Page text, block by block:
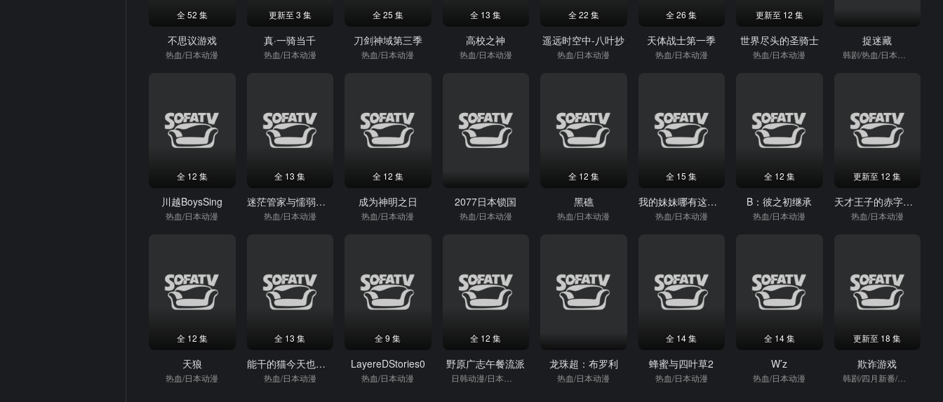
全 52 集
不思议游戏
热血/日本动漫
更新至 3 集
真·一骑当千
热血/日本动漫
全 25 集
刀剑神域第三季
热血/日本动漫
全 13 集
高校之神
热血/日本动漫
全 22 集
遥远时空中-八叶抄
热血/日本动漫
全 26 集
天体战士第一季
热血/日本动漫
更新至 12 集
世界尽头的圣骑士
热血/日本动漫
捉迷藏
韩剧/热血/日本动漫
全 12 集
川越BoysSing
热血/日本动漫
全 13 集
迷茫管家与懦弱的我
热血/日本动漫
全 12 集
成为神明之日
热血/日本动漫
2077日本锁国
热血/日本动漫
全 12 集
黑礁
热血/日本动漫
全 15 集
我的妹妹哪有这么可爱
热血/日本动漫
全 12 集
B：彼之初继承
热血/日本动漫
更新至 12 集
天才王子的赤字国家再生术
热血/日本动漫
全 12 集
天狼
热血/日本动漫
全 13 集
能干的猫今天也忧郁
热血/日本动漫
全 9 集
LayereDStories0
热血/日本动漫
全 12 集
野原广志午餐流派
日韩动漫/日本动漫
龙珠超：布罗利
热血/日本动漫
全 14 集
蜂蜜与四叶草2
热血/日本动漫
全 14 集
W’z
热血/日本动漫
更新至 18 集
欺诈游戏
韩剧/四月新番/热血/日本动漫